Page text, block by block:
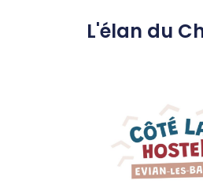
L'élan du